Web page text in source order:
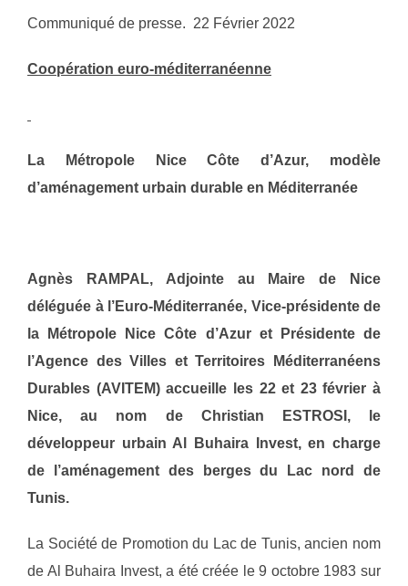
Communiqué de presse. 22 Février 2022
Coopération euro-méditerranéenne
La Métropole Nice Côte d’Azur, modèle
d’aménagement urbain durable en Méditerranée
Agnès RAMPAL, Adjointe au Maire de Nice
déléguée à l’Euro-Méditerranée, Vice-présidente de
la Métropole Nice Côte d’Azur et Présidente de
l’Agence des Villes et Territoires Méditerranéens
Durables (AVITEM) accueille les 22 et 23 février à
Nice, au nom de Christian ESTROSI, le
développeur urbain Al Buhaira Invest, en charge
de l’aménagement des berges du Lac nord de
Tunis.
La Société de Promotion du Lac de Tunis, ancien nom
de Al Buhaira Invest, a été créée le 9 octobre 1983 sur